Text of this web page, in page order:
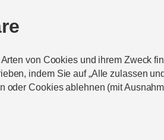
von Cookies und ihrem Zweck
indem Sie auf „Alle zulassen
Cookies ablehnen (mit